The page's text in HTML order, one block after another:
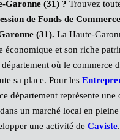
Garonne (31) ? Trouvez
de Fonds de
(31). La Haute-
économique et son riche
où le commerce
sa place. Pour les
département représente une
un marché local en
une activité de Caviste.